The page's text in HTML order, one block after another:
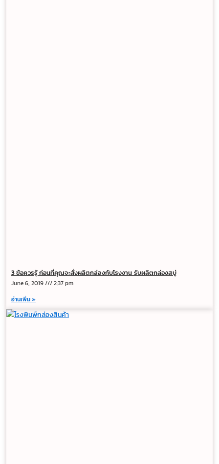
3 ข้อควรรู้ ก่อนที่คุณจะสั่งผลิตกล่องกับโรงงาน รับผลิตกล่องสบู่
June 6, 2019
2:37 pm
อ่านเพิ่ม »